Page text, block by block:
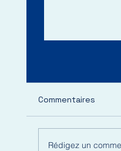
Commentaires
Rédigez un